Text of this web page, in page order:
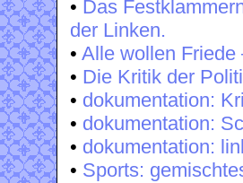
• Das
der Linken.
• Alle wollen
• Die Kritik der
• dokumentation:
• dokumentation:
• dokumentation:
• Sports: